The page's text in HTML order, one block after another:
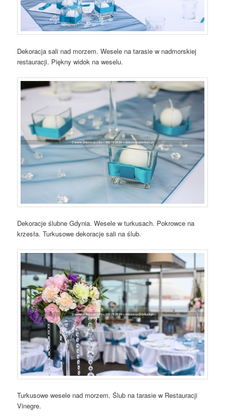
Dekoracja sali nad morzem. Wesele na tarasie w nadmorskiej
restauracji. Piękny widok na weselu.
Dekoracje ślubne Gdynia. Wesele w turkusach. Pokrowce na
krzesła. Turkusowe dekoracje sali na ślub.
Turkusowe wesele nad morzem. Ślub na tarasie w Restauracji
Vinegre.